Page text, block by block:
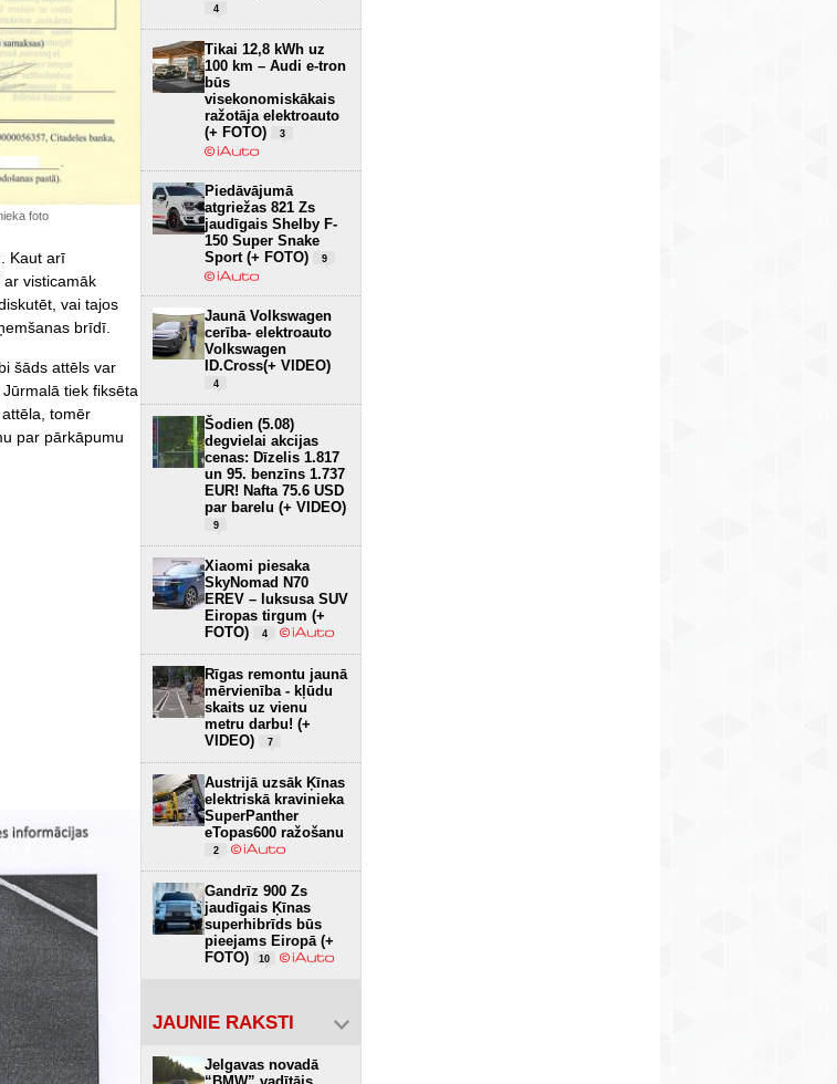
foto
Kaut arī
visticamāk
vai tajos
brīdī.
šāds attēls var
tiek fiksēta
tomēr
par pārkāpumu
4
Tikai 12,8 kWh uz
100 km – Audi e-tron
būs
visekonomiskākais
ražotāja elektroauto
(+ FOTO)
3
Piedāvājumā
atgriežas 821 Zs
jaudīgais Shelby F-
150 Super Snake
Sport (+ FOTO)
9
Jaunā Volkswagen
cerība- elektroauto
Volkswagen
ID.Cross(+ VIDEO)
4
Šodien (5.08)
degvielai akcijas
cenas: Dīzelis 1.817
un 95. benzīns 1.737
EUR! Nafta 75.6 USD
par barelu (+ VIDEO)
9
Xiaomi piesaka
SkyNomad N70
EREV – luksusa SUV
Eiropas tirgum (+
FOTO)
4
Rīgas remontu jaunā
mērvienība - kļūdu
skaits uz vienu
metru darbu! (+
VIDEO)
7
Austrijā uzsāk Ķīnas
elektriskā kravinieka
SuperPanther
eTopas600 ražošanu
2
Gandrīz 900 Zs
jaudīgais Ķīnas
superhibrīds būs
pieejams Eiropā (+
FOTO)
10
JAUNIE RAKSTI
Jelgavas novadā